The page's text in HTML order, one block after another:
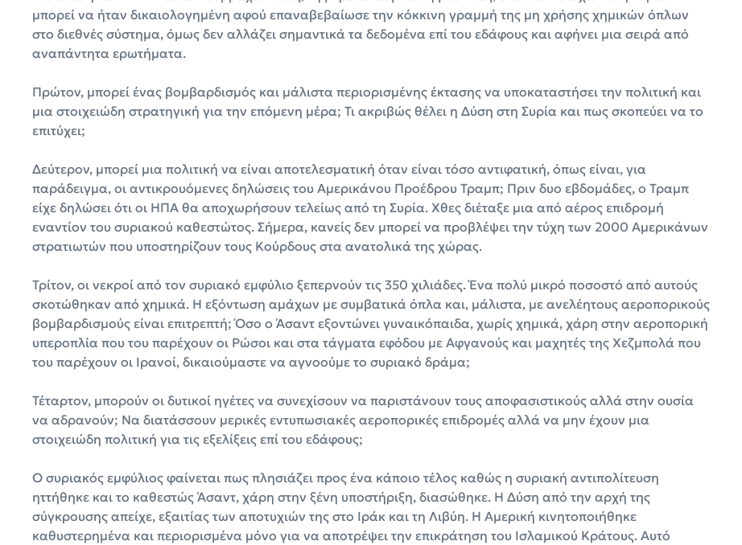
μπορεί να ήταν δικαιολογημένη αφού επαναβεβαίωσε την κόκκινη γραμμή της μη χρήσης χημικών όπλων
στο διεθνές σύστημα, όμως δεν αλλάζει σημαντικά τα δεδομένα επί του εδάφους και αφήνει μια σειρά από
αναπάντητα ερωτήματα.
Πρώτον, μπορεί ένας βομβαρδισμός και μάλιστα περιορισμένης έκτασης να υποκαταστήσει την πολιτική και
μια στοιχειώδη στρατηγική για την επόμενη μέρα; Τι ακριβώς θέλει η Δύση στη Συρία και πως σκοπεύει να το
επιτύχει;
Δεύτερον, μπορεί μια πολιτική να είναι αποτελεσματική όταν είναι τόσο αντιφατική, όπως είναι, για
παράδειγμα, οι αντικρουόμενες δηλώσεις του Αμερικάνου Προέδρου Τραμπ; Πριν δυο εβδομάδες, ο Τραμπ
είχε δηλώσει ότι οι ΗΠΑ θα αποχωρήσουν τελείως από τη Συρία. Χθες διέταξε μια από αέρος επιδρομή
εναντίον του συριακού καθεστώτος. Σήμερα, κανείς δεν μπορεί να προβλέψει την τύχη των 2000 Αμερικάνων
στρατιωτών που υποστηρίζουν τους Κούρδους στα ανατολικά της χώρας.
Τρίτον, οι νεκροί από τον συριακό εμφύλιο ξεπερνούν τις 350 χιλιάδες. Ένα πολύ μικρό ποσοστό από αυτούς
σκοτώθηκαν από χημικά. Η εξόντωση αμάχων με συμβατικά όπλα και, μάλιστα, με ανελέητους αεροπορικούς
βομβαρδισμούς είναι επιτρεπτή; Όσο ο Άσαντ εξοντώνει γυναικόπαιδα, χωρίς χημικά, χάρη στην αεροπορική
υπεροπλία που του παρέχουν οι Ρώσοι και στα τάγματα εφόδου με Αφγανούς και μαχητές της Χεζμπολά που
του παρέχουν οι Ιρανοί, δικαιούμαστε να αγνοούμε το συριακό δράμα;
Τέταρτον, μπορούν οι δυτικοί ηγέτες να συνεχίσουν να παριστάνουν τους αποφασιστικούς αλλά στην ουσία
να αδρανούν; Να διατάσσουν μερικές εντυπωσιακές αεροπορικές επιδρομές αλλά να μην έχουν μια
στοιχειώδη πολιτική για τις εξελίξεις επί του εδάφους;
Ο συριακός εμφύλιος φαίνεται πως πλησιάζει προς ένα κάποιο τέλος καθώς η συριακή αντιπολίτευση
ηττήθηκε και το καθεστώς Άσαντ, χάρη στην ξένη υποστήριξη, διασώθηκε. Η Δύση από την αρχή της
σύγκρουσης απείχε, εξαιτίας των αποτυχιών της στο Ιράκ και τη Λιβύη. Η Αμερική κινητοποιήθηκε
καθυστερημένα και περιορισμένα μόνο για να αποτρέψει την επικράτηση του Ισλαμικού Κράτους. Αυτό